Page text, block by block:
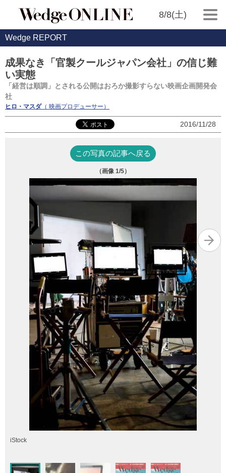
8/8(土)
Wedge REPORT
成果なき「官製クールジャパン会社」の信じ難
い実態
「経営は順調」とされる公開はおろか撮影すらない映画企画開発会
社
ヒロ・マスダ（ 映画プロデューサー）
2016/11/28
この写真の記事へ戻る
（画像 1/5）
iStock